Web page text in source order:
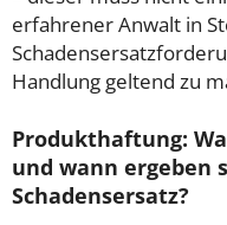
erfahrener Anwalt in
Handlung geltend zu
Produkthaftung:
und wann ergeben
Schadensersatz?